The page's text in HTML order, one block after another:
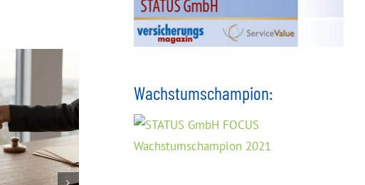
Wachstumschampion: